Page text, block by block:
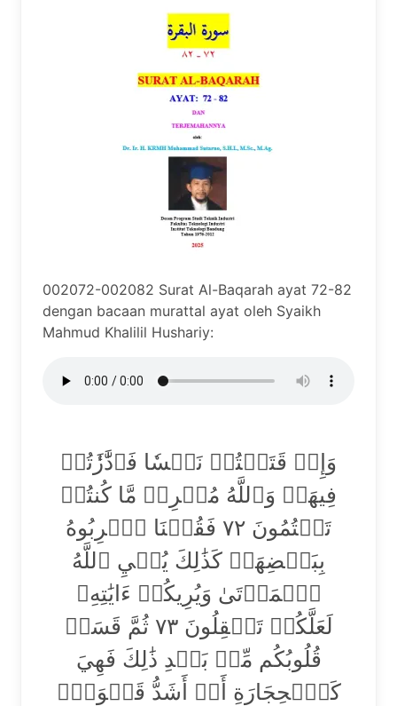
002072-002082 Surat Al-Baqarah ayat 72-82
dengan bacaan murattal ayat oleh Syaikh
Mahmud Khalilil Hushariy:
وَإِذۡ قَتَلۡتُمۡ نَفۡسٗا فَٱدَّٰرَٰٔتُمۡ
فِيهَاۖ وَٱللَّهُ مُخۡرِجٞ مَّا كُنتُمۡ
تَكۡتُمُونَ ٧٢ فَقُلۡنَا ٱضۡرِبُوهُ
بِبَعۡضِهَاۚ كَذَٰلِكَ يُحۡيِ ٱللَّهُ
ٱلۡمَوۡتَىٰ وَيُرِيكُمۡ ءَايَٰتِهِۦ
لَعَلَّكُمۡ تَعۡقِلُونَ ٧٣ ثُمَّ قَسَتۡ
قُلُوبُكُم مِّنۢ بَعۡدِ ذَٰلِكَ فَهِيَ
كَٱلۡحِجَارَةِ أَوۡ أَشَدُّ قَسۡوَةٗۚ